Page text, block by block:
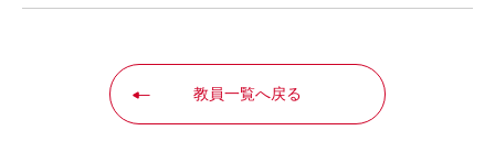
教員一覧へ戻る